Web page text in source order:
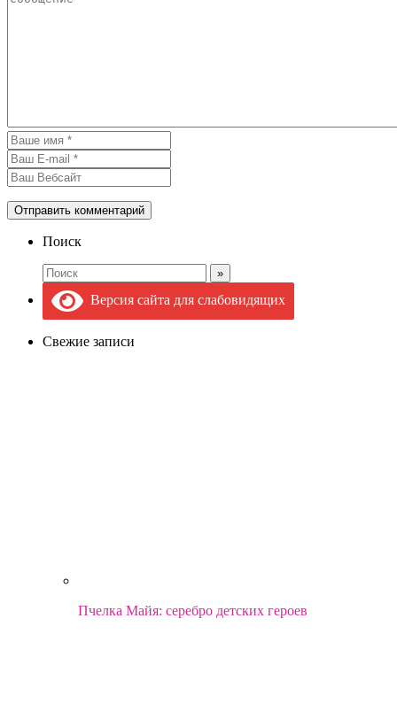
Поиск
Версия сайта для слабовидящих
Свежие записи
Пчелка Майя: серебро детских героев